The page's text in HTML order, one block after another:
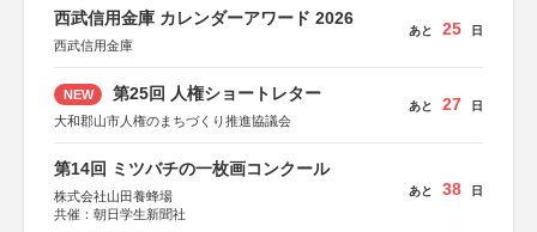
西武信用金庫 カレンダーアワード 2026
西武信用金庫
あと 25 日
NEW 第25回 人権ショートレター
大和郡山市人権のまちづくり推進協議会
あと 27 日
第14回 ミツバチの一枚画コンクール
株式会社山田養蜂場
共催：朝日学生新聞社
あと 38 日